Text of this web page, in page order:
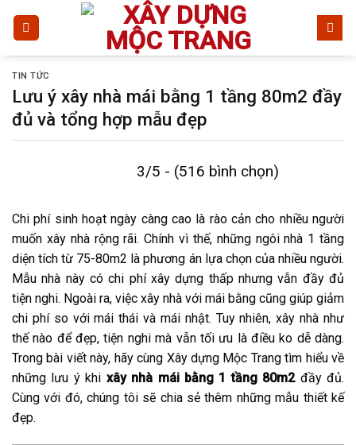
dungTIN TỨC
Lưu ý xây nhà mái bằng 1 tầng 80m2 đầy
đủ và tổng hợp mẫu đẹp
3/5 - (516 bình chọn)
Chi phí sinh hoạt ngày càng cao là rào cản cho nhiều người
muốn xây nhà rộng rãi. Chính vì thế, những ngôi nhà 1 tầng
diện tích từ 75-80m2 là phương án lựa chọn của nhiều người.
Mẫu nhà này có chi phí xây dựng thấp nhưng vẫn đầy đủ
tiện nghi. Ngoài ra, việc xây nhà với mái bằng cũng giúp giảm
chi phí so với mái thái và mái nhật. Tuy nhiên, xây nhà như
thế nào để đẹp, tiện nghi mà vẫn tối ưu là điều ko dễ dàng.
Trong bài viết này, hãy cùng Xây dựng Mộc Trang tìm hiểu về
những lưu ý khi xây nhà mái bằng 1 tầng 80m2đầy đủ.
Cùng với đó, chúng tôi sẽ chia sẻ thêm những mẫu thiết kế
đẹp.